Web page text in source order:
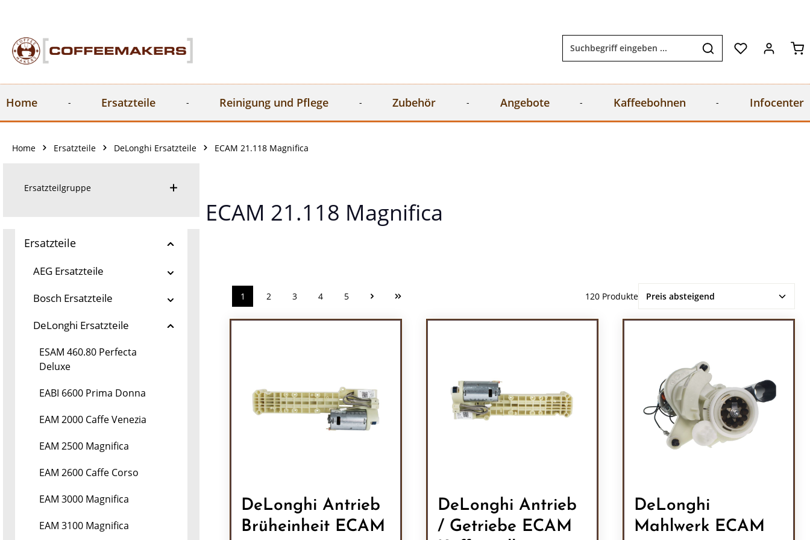
Home Ersatzteile Reinigung und Pflege Zubehör Angebote Kaffeebohnen Infocenter
Home Ersatzteile DeLonghi Ersatzteile ECAM 21.118 Magnifica
Ersatzteilgruppe
Ersatzteile
AEG Ersatzteile
Bosch Ersatzteile
DeLonghi Ersatzteile
ESAM 460.80 Perfecta
Deluxe
EABI 6600 Prima Donna
EAM 2000 Caffe Venezia
EAM 2500 Magnifica
EAM 2600 Caffe Corso
EAM 3000 Magnifica
EAM 3100 Magnifica
ECAM 21.118 Magnifica
Seite
1 Seite
2 Seite
3 Seite
4 Seite
5 120 Produkte
DeLonghi Antrieb
Brüheinheit ECAM
DeLonghi Antrieb
/ Getriebe ECAM
DeLonghi
Mahlwerk ECAM